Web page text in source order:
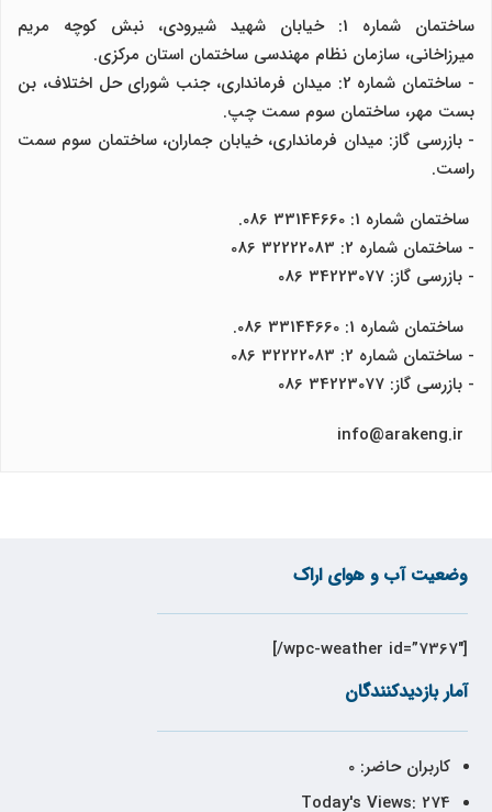
ساختمان شماره 1: خیابان شهید شیرودی، نبش کوچه مریم
میرزاخانی، سازمان نظام مهندسی ساختمان استان مرکزی.
- ساختمان شماره 2: میدان فرمانداری، جنب شورای حل اختلاف، بن
بست مهر، ساختمان سوم سمت چپ.
- بازرسی گاز: میدان فرمانداری، خیابان جماران، ساختمان سوم سمت
راست.
ساختمان شماره 1: 33144660 086.
- ساختمان شماره 2: 32222083 086
- بازرسی گاز: 34223077 086
ساختمان شماره 1: 33144660 086.
- ساختمان شماره 2: 32222083 086
- بازرسی گاز: 34223077 086
وضعیت آب و هوای اراک
[wpc-weather id=”7367″/]
آمار بازدیدکنندگان
کاربران حاضر:0
Today's Views: 274